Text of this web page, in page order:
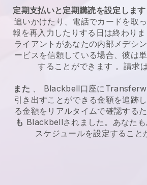
定期支払いと定期購読を設定します
追いかけたり、電話でカードを取
報を再入力したりする日は終わりま
ライアントがあなたの内部メデシ
ービスを信頼している場合、彼は
することができます 。請求
また 、 Blackbell口座に
引き出すことができる金額を追跡
る金額をリアルタイムで確認する
も Blackbellされました。あなた
スケジュールを設定すること